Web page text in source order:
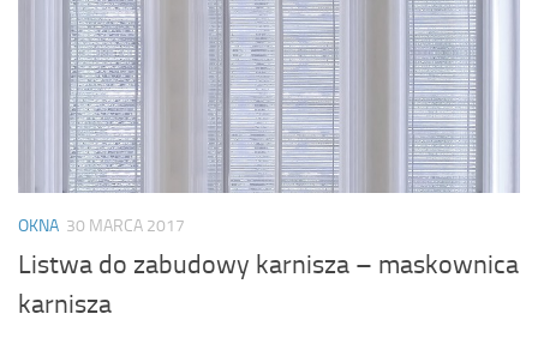
OKNA 30 MARCA 2017
Listwa do zabudowy karnisza – maskownica
karnisza